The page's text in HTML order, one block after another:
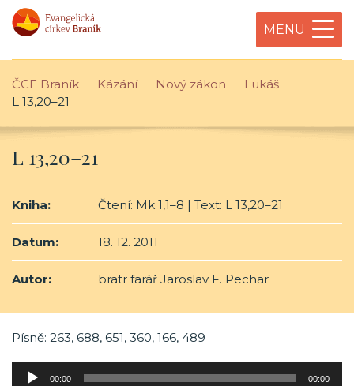
MENU
ČCE Braník Kázání Nový zákon
Lukáš
L 13,20–21
L 13,20–21
Kniha: Čtení: Mk 1,1–8 | Text: L 13,20–21
Datum: 18. 12. 2011
Autor: bratr farář Jaroslav F. Pechar
Písně: 263, 688, 651, 360, 166, 489
Audio
00:00 00:00